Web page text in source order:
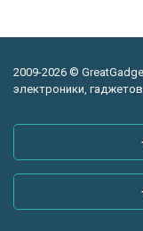
2009-2026 ©
электроники,